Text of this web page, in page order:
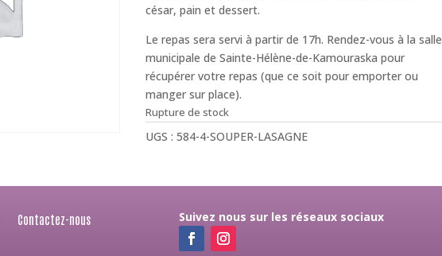
césar, pain et dessert.
Le repas sera servi à partir de 17h. Rendez-vous à la salle
municipale de Sainte-Hélène-de-Kamouraska pour
récupérer votre repas (que ce soit pour emporter ou
manger sur place).
Rupture de stock
UGS :584-4-SOUPER-LASAGNE
Contactez-nous Suivez nous sur les réseaux sociaux